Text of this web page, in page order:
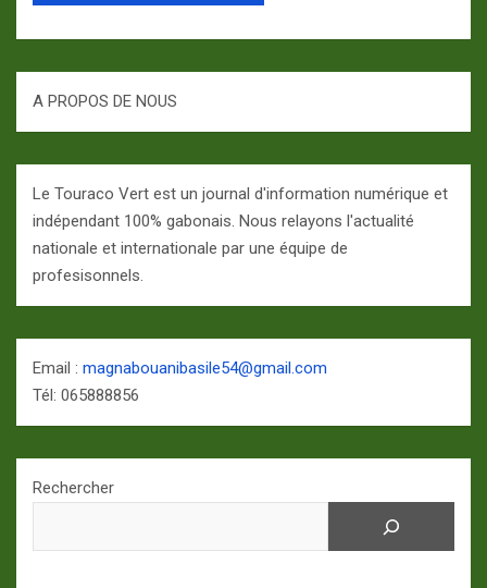
A PROPOS DE NOUS
Le Touraco Vert est un journal d'information numérique et
indépendant 100% gabonais. Nous relayons l'actualité
nationale et internationale par une équipe de
profesisonnels.
Email : magnabouanibasile54@gmail.com
Tél: 065888856
Rechercher